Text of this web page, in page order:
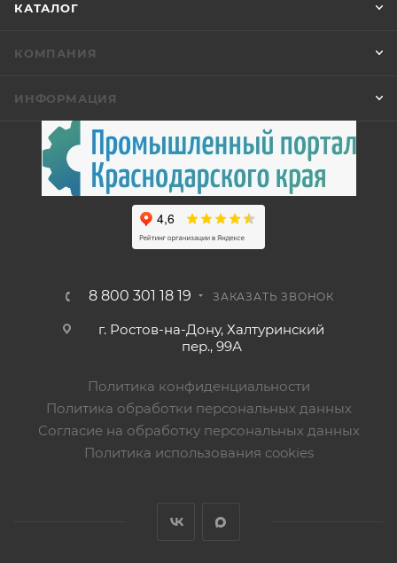
КАТАЛОГ
КОМПАНИЯ
ИНФОРМАЦИЯ
8 800 301 18 19 ЗАКАЗАТЬ ЗВОНОК
г. Ростов-на-Дону, Халтуринский
пер., 99А
Политика конфиденциальности
Политика обработки персональных данных
Согласие на обработку персональных данных
Политика использования cookies